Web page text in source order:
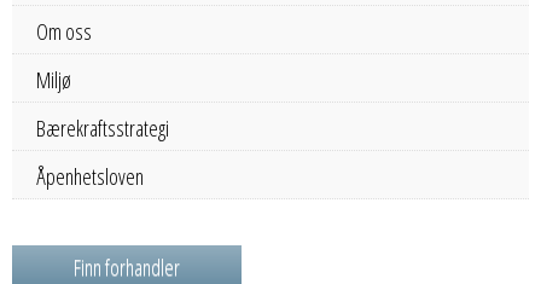
Om oss
Miljø
Bærekraftsstrategi
Åpenhetsloven
Finn forhandler